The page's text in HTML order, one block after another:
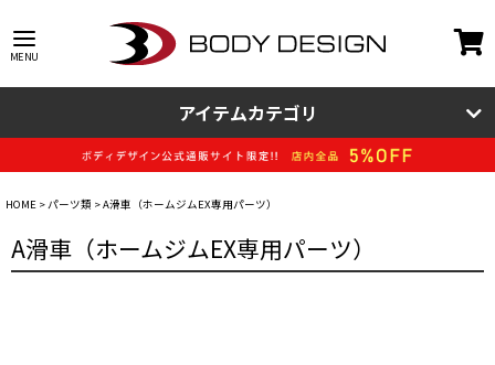
アイテムカテゴリ
HOME パーツ類 A滑車（ホームジムEX専用パーツ）
A滑車（ホームジムEX専用パーツ）